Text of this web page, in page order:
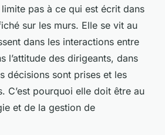
limite pas à ce qui est écrit dans
sur les murs. Elle se vit au
dans les interactions entre
l’attitude des dirigeants, dans
décisions sont prises et les
C’est pourquoi elle doit être au
et de la gestion de